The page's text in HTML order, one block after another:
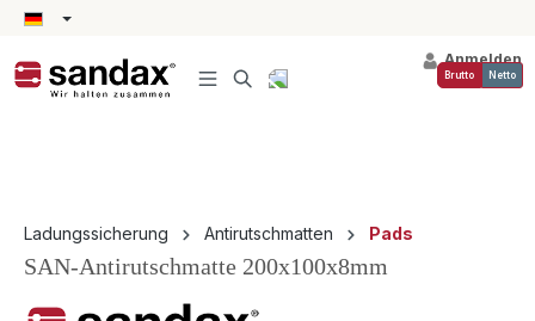
springen
Anmelden
Brutto Netto
Ladungssicherung Antirutschmatten Pads
SAN-Antirutschmatte 200x100x8mm